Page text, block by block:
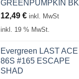
GREENPUMPKIN BK
12,49 € inkl. MwSt
inkl. 19 % MwSt.
Evergreen LAST ACE
86S #165 ESCAPE
SHAD